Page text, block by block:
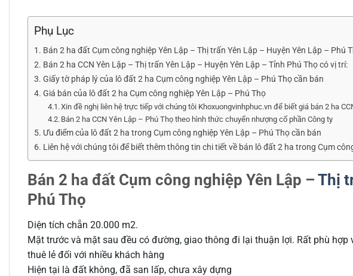
Phụ Lục
Bán 2 ha đất Cụm công nghiệp Yên Lập – Thị trấn Yên Lập – Huyện Yên Lập – Phú
Bán 2 ha CCN Yên Lập – Thị trấn Yên Lập – Huyện Yên Lập – Tỉnh Phú Thọ có vị trí:
Giấy tờ pháp lý của lô đất 2 ha Cụm công nghiệp Yên Lập – Phú Thọ cần bán
Giá bán của lô đất 2 ha Cụm công nghiệp Yên Lập – Phú Thọ
Xin đề nghị liên hệ trực tiếp với chúng tôi Khoxuongvinhphuc.vn để biết giá bán 2 ha
Bán 2 ha CCN Yên Lập – Phú Thọ theo hình thức chuyển nhượng cổ phần Công ty
Ưu điểm của lô đất 2 ha trong Cụm công nghiệp Yên Lập – Phú Thọ cần bán
Liên hệ với chúng tôi để biết thêm thông tin chi tiết về bán lô đất 2 ha trong Cụm
Bán 2 ha đất Cụm công nghiệp Yên Lập – Thị
Phú Thọ
Diện tích chẵn 20.000 m2.
Mặt trước và mặt sau đều có đường, giao thông đi lại thuận lợi. Rất phù
thuê lẻ đối với nhiều khách hàng
Hiện tại là đất không, đã san lấp, chưa xây dựng